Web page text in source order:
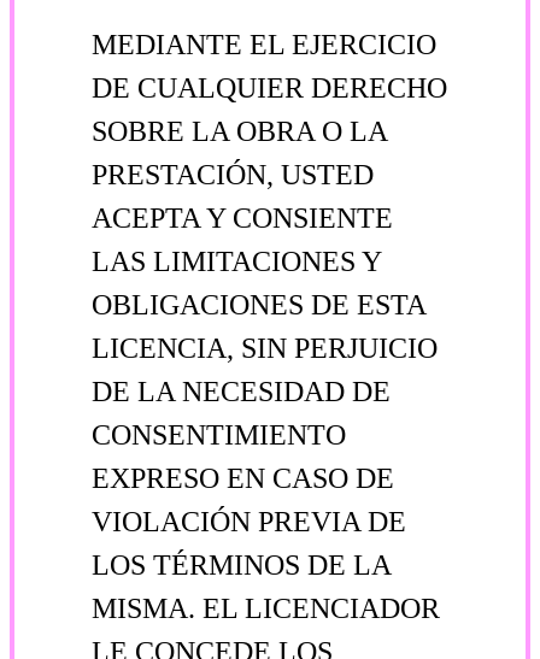
MEDIANTE EL EJERCICIO
DE CUALQUIER DERECHO
SOBRE LA OBRA O LA
PRESTACIÓN, USTED
ACEPTA Y CONSIENTE
LAS LIMITACIONES Y
OBLIGACIONES DE ESTA
LICENCIA, SIN PERJUICIO
DE LA NECESIDAD DE
CONSENTIMIENTO
EXPRESO EN CASO DE
VIOLACIÓN PREVIA DE
LOS TÉRMINOS DE LA
MISMA. EL LICENCIADOR
LE CONCEDE LOS